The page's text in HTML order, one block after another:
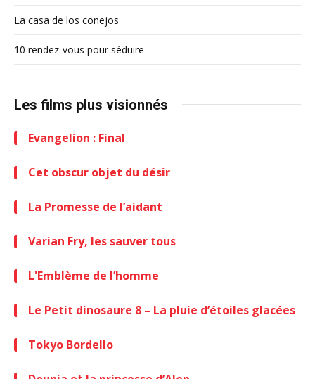
La casa de los conejos
10 rendez-vous pour séduire
Les films plus visionnés
Evangelion : Final
Cet obscur objet du désir
La Promesse de l’aidant
Varian Fry, les sauver tous
L'Emblème de l’homme
Le Petit dinosaure 8 – La pluie d’étoiles glacées
Tokyo Bordello